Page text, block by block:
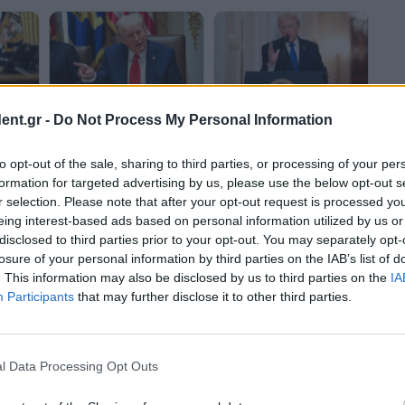
- Do Not Process My Personal Information
opt-out of the sale, sharing to third parties, or processing of your
for targeted advertising by us, please use the below opt-out
selection. Please note that after your opt-out request is processed
interest-based ads based on personal information utilized by us
to third parties prior to your opt-out. You may separately
of your personal information by third parties on the IAB’s list of
This information may also be disclosed by us to third parties on the
Participants that may further disclose it to other third parties.
Data Processing Opt Outs
του Ορμούζ, θα
καταστρέφουμε μια
γέφυρα ή υποδομές
ενέργειας"
Τραμπ: Οι αμερικανικές
αύριο - Το «Μνημόνιο
Συνεννόησης» ήταν ένα
τεστ
Ιράν να υπογράψει